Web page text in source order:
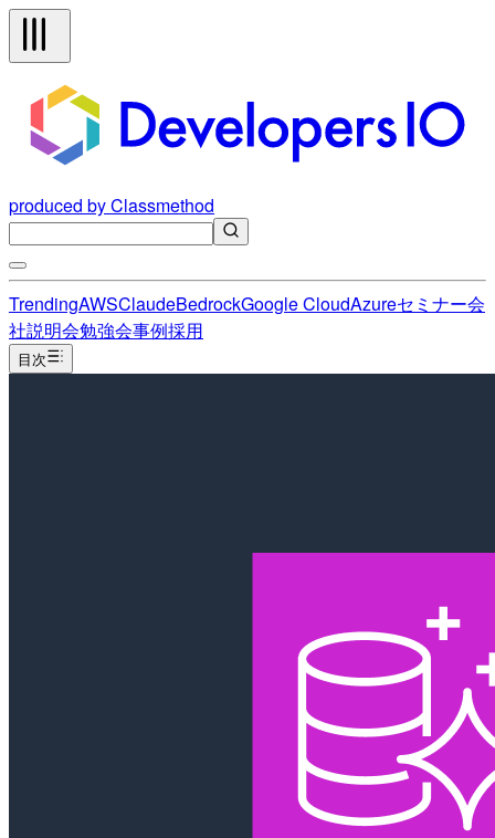
produced by Classmethod
TrendingAWSClaudeBedrockGoogle CloudAzureセミナー会
社説明会勉強会事例採用
目次